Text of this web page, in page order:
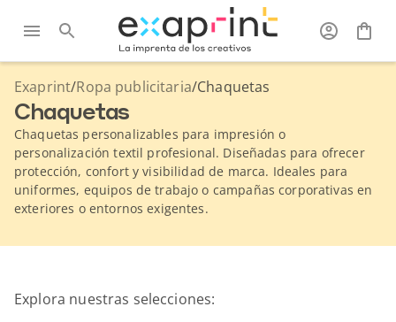
Exaprint/Ropa publicitaria/Chaquetas
Chaquetas
Chaquetas personalizables para impresión o
personalización textil profesional. Diseñadas para ofrecer
protección, confort y visibilidad de marca. Ideales para
uniformes, equipos de trabajo o campañas corporativas en
exteriores o entornos exigentes.
Explora nuestras selecciones: